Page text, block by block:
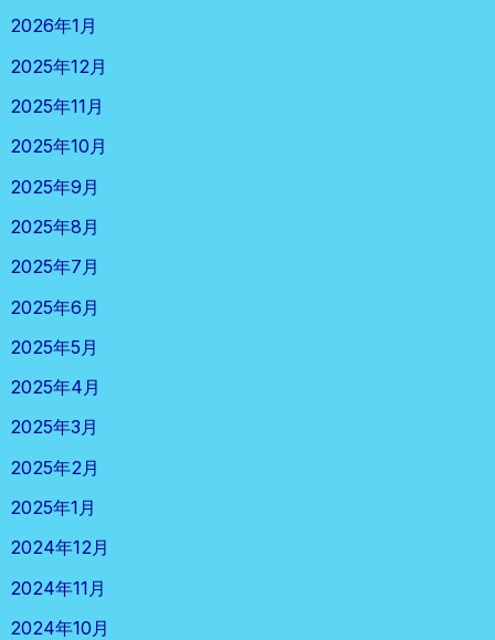
2026年1月
2025年12月
2025年11月
2025年10月
2025年9月
2025年8月
2025年7月
2025年6月
2025年5月
2025年4月
2025年3月
2025年2月
2025年1月
2024年12月
2024年11月
2024年10月